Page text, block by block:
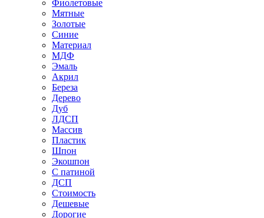
Фиолетовые
Мятные
Золотые
Синие
Материал
МДФ
Эмаль
Акрил
Береза
Дерево
Дуб
ЛДСП
Массив
Пластик
Шпон
Экошпон
С патиной
ДСП
Стоимость
Дешевые
Дорогие